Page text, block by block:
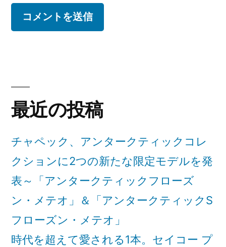
最近の投稿
チャペック、アンタークティックコレ
クションに2つの新たな限定モデルを発
表～「アンタークティックフローズ
ン・メテオ」＆「アンタークティックS
フローズン・メテオ」
時代を超えて愛される1本。セイコー プ